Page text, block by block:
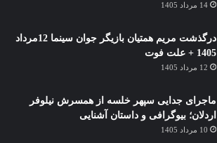
14 مرداد 1405
درگذشت مریم همتیان بازیگر جوان سینما 12مرداد
1405 + علت فوت
12 مرداد 1405
ماجرای جدایی سپهر خلسه از همسرش نیلوفر
اردلان؛ بیوگرافی و داستان آشنایی
10 مرداد 1405